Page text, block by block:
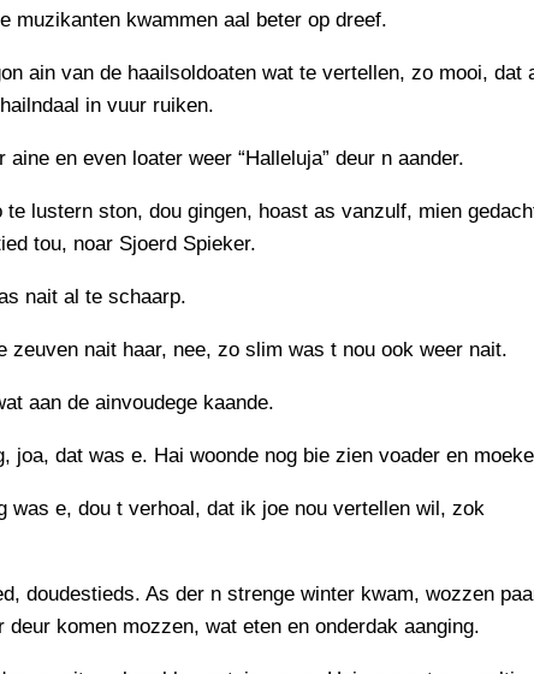
FLYER
muzikanten kwammen aal beter op dreef.
ain van de haailsoldoaten wat te vertellen, zo mooi, dat
in vuur ruiken.
aine en even loater weer “Halleluja” deur n aander.
te lustern ston, dou gingen, hoast as vanzulf, mien
tou, noar Sjoerd Spieker.
nait al te schaarp.
zeuven nait haar, nee, zo slim was t nou ook weer nait.
aan de ainvoudege kaande.
joa, dat was e. Hai woonde nog bie zien voader en
was e, dou t verhoal, dat ik joe nou vertellen wil, zok
doudestieds. As der n strenge winter kwam, wozzen
deur komen mozzen, wat eten en onderdak aanging.